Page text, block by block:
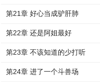
第21章 好心当成驴肝肺
第22章 还是阿姐最好
第23章 不该知道的少打听
第24章 进了一个斗兽场